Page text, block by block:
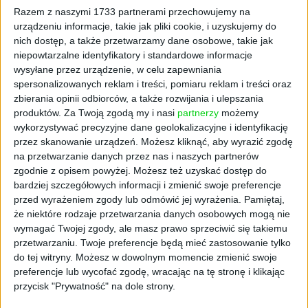
Razem z naszymi 1733 partnerami przechowujemy na
urządzeniu informacje, takie jak pliki cookie, i uzyskujemy do
nich dostęp, a także przetwarzamy dane osobowe, takie jak
niepowtarzalne identyfikatory i standardowe informacje
wysyłane przez urządzenie, w celu zapewniania
spersonalizowanych reklam i treści, pomiaru reklam i treści oraz
zbierania opinii odbiorców, a także rozwijania i ulepszania
produktów. Za Twoją zgodą my i nasi partnerzy możemy
wykorzystywać precyzyjne dane geolokalizacyjne i identyfikację
przez skanowanie urządzeń. Możesz kliknąć, aby wyrazić zgodę
na przetwarzanie danych przez nas i naszych partnerów
zgodnie z opisem powyżej. Możesz też uzyskać dostęp do
bardziej szczegółowych informacji i zmienić swoje preferencje
przed wyrażeniem zgody lub odmówić jej wyrażenia. Pamiętaj,
że niektóre rodzaje przetwarzania danych osobowych mogą nie
wymagać Twojej zgody, ale masz prawo sprzeciwić się takiemu
przetwarzaniu. Twoje preferencje będą mieć zastosowanie tylko
do tej witryny. Możesz w dowolnym momencie zmienić swoje
preferencje lub wycofać zgodę, wracając na tę stronę i klikając
przycisk "Prywatność" na dole strony.
zainicjowana współpraca ze Sportigio. Razem
tworzymy Legia Students Challenge, czyli
aplikację adresowaną do studentów. Ważną
inicjatywą było wprowadzenie Subskrypcji na
Legię, czyliproduktu działającego na podobnej
zasadzie, co modele subskrypcyjne
w serwisach streamingowych. Został on
bardzo dobrze przyjęty przez kibiców.
Przykłady, o których pan wspomniał,
świadczą o tym, że model biznesowy Legii
mocno ewoluuje?
Rozwój technologii na pewno znacząco
przekształca modele biznesowe klubów
piłkarskich, umożliwiając im lepsze
wyszukiwanie i selekcjonowanie talentów za
pomocą modelowania predykcyjnego oraz